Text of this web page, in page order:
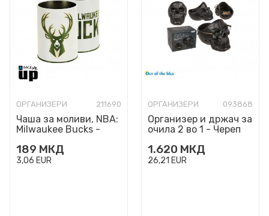
ОРГАНИЗЕРИ 211690
Чаша за моливи, NBA:
Milwaukee Bucks -
189 МКД
3,06 EUR
ОРГАНИЗЕРИ 093868
Организер и држач за
очила 2 во 1 - Череп
1.620 МКД
26,21 EUR